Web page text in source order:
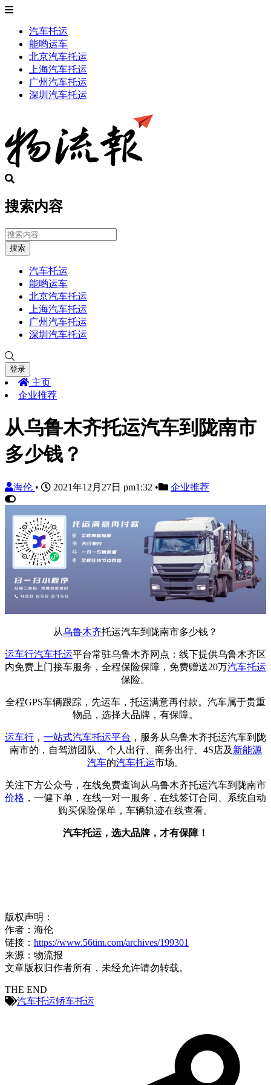
汽车托运
能哟运车
北京汽车托运
上海汽车托运
广州汽车托运
深圳汽车托运
搜索内容
搜索
汽车托运
能哟运车
北京汽车托运
上海汽车托运
广州汽车托运
深圳汽车托运
登录
主页
企业推荐
从乌鲁木齐托运汽车到陇南市
多少钱？
海伦 • 2021年12月27日 pm1:32 • 企业推荐
从乌鲁木齐托运汽车到陇南市多少钱？
运车行汽车托运平台常驻乌鲁木齐网点：线下提供乌鲁木齐区
内免费上门接车服务，全程保险保障，免费赠送20万汽车托运
保险。
全程GPS车辆跟踪，先运车，托运满意再付款。汽车属于贵重
物品，选择大品牌，有保障。
运车行 ， 一站式汽车托运平台 ，服务从乌鲁木齐托运汽车到陇
南市的，自驾游团队、个人出行、商务出行、4S店及 新能源
汽车的汽车托运市场。
关注下方公众号，在线免费查询从乌鲁木齐托运汽车到陇南市
价格 ，一健下单，在线一对一服务，在线签订合同、系统自动
购买保险保单，车辆轨迹在线查看。
汽车托运，选大品牌，才有保障！
版权声明：
作者：海伦
链接： https://www.56tim.com/archives/199301
来源：物流报
文章版权归作者所有，未经允许请勿转载。
THE END
汽车托运轿车托运